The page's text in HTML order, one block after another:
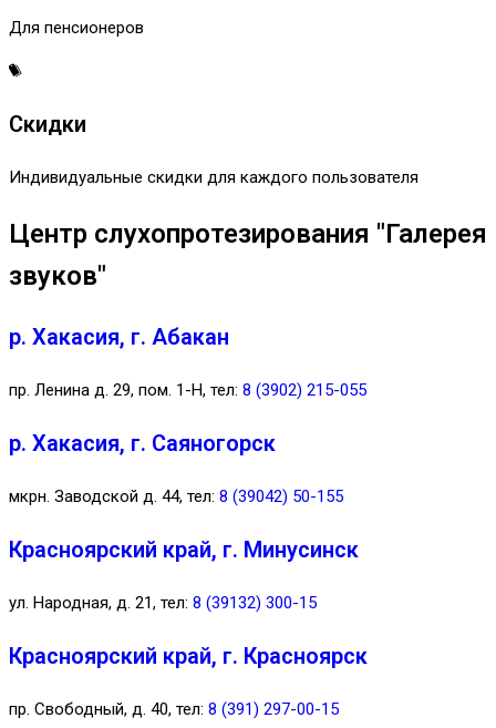
Для пенсионеров
Скидки
Индивидуальные скидки для каждого пользователя
Центр слухопротезирования "Галерея
звуков"
р. Хакасия, г. Абакан
пр. Ленина д. 29, пом. 1-Н, тел: 8 (3902) 215-055
р. Хакасия, г. Саяногорск
мкрн. Заводской д. 44, тел: 8 (39042) 50-155
Красноярский край, г. Минусинск
ул. Народная, д. 21, тел: 8 (39132) 300-15
Красноярский край, г. Красноярск
пр. Свободный, д. 40, тел: 8 (391) 297-00-15